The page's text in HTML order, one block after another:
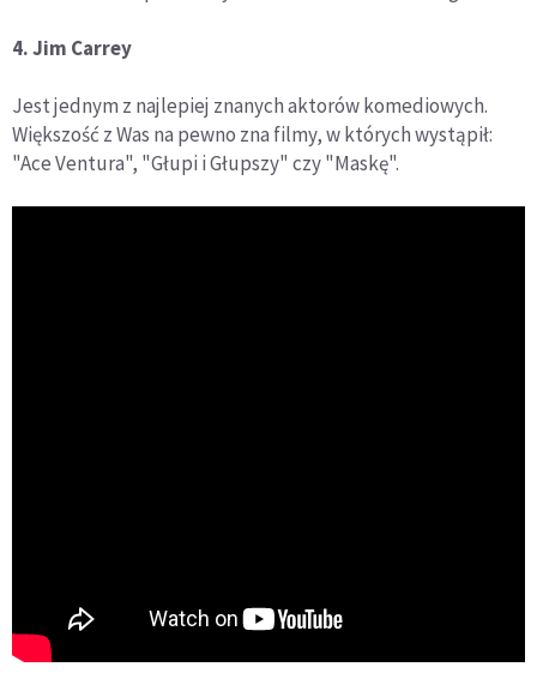
4. Jim Carrey
Jest jednym z najlepiej znanych aktorów komediowych.
Większość z Was na pewno zna filmy, w których wystąpił:
"Ace Ventura", "Głupi i Głupszy" czy "Maskę".